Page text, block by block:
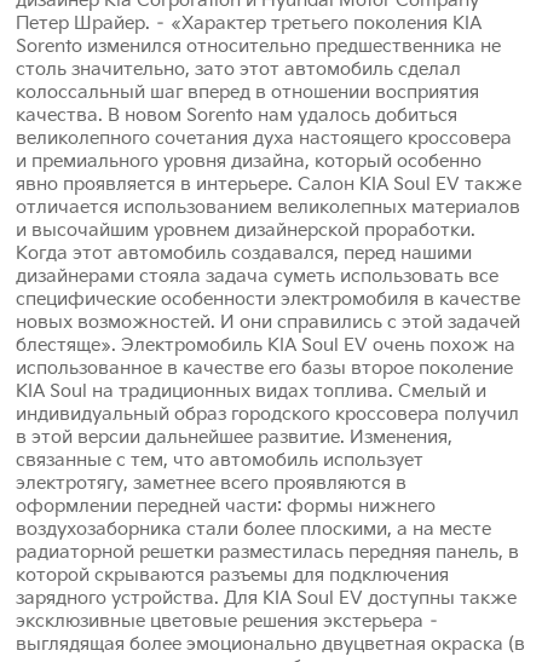
Петер Шрайер. – «Характер третьего поколения KIA
Sorento изменился относительно предшественника не
столь значительно, зато этот автомобиль сделал
колоссальный шаг вперед в отношении восприятия
качества. В новом Sorento нам удалось добиться
великолепного сочетания духа настоящего кроссовера
и премиального уровня дизайна, который особенно
явно проявляется в интерьере. Салон KIA Soul EV также
отличается использованием великолепных материалов
и высочайшим уровнем дизайнерской проработки.
Когда этот автомобиль создавался, перед нашими
дизайнерами стояла задача суметь использовать все
специфические особенности электромобиля в качестве
новых возможностей. И они справились с этой задачей
блестяще». Электромобиль KIA Soul EV очень похож на
использованное в качестве его базы второе поколение
KIA Soul на традиционных видах топлива. Смелый и
индивидуальный образ городского кроссовера получил
в этой версии дальнейшее развитие. Изменения,
связанные с тем, что автомобиль использует
электротягу, заметнее всего проявляются в
оформлении передней части: формы нижнего
воздухозаборника стали более плоскими, а на месте
радиаторной решетки разместилась передняя панель, в
которой скрываются разъемы для подключения
зарядного устройства. Для KIA Soul EV доступны также
эксклюзивные цветовые решения экстерьера –
выглядящая более эмоционально двуцветная окраска (в